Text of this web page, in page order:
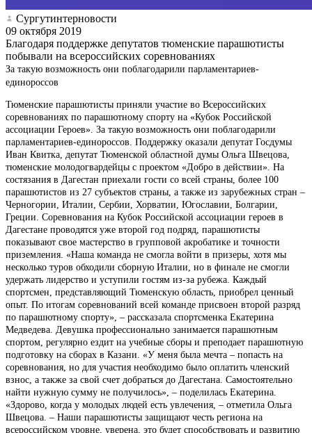
Сургутинтерновости
09 октября 2019
Благодаря поддержке депутатов тюменские парашютисты
побывали на всероссийских соревнованиях
За такую возможность они поблагодарили парламентариев-
единороссов
Тюменские парашютисты приняли участие во Всероссийских
соревнованиях по парашютному спорту на «Кубок Российской
ассоциации Героев». За такую возможность они поблагодарили
парламентариев-единороссов. Поддержку оказали депутат Госдумы
Иван Квитка, депутат Тюменской областной думы Ольга Швецова,
тюменские молодогвардейцы с проектом «Добро в действии». На
состязания в Дагестан приехали гости со всей страны, более 100
парашютистов из 27 субъектов страны, а также из зарубежных стран –
Черногории, Италии, Сербии, Хорватии, Югославии, Болгарии,
Греции. Соревнования на Кубок Российской ассоциации героев в
Дагестане проводятся уже второй год подряд, парашютисты
показывают свое мастерство в групповой акробатике и точности
приземления. «Наша команда не смогла войти в призеры, хотя мы
несколько туров обходили сборную Италии, но в финале не смогли
удержать лидерство и уступили гостям из-за рубежа. Каждый
спортсмен, представляющий Тюменскую область, приобрел ценный
опыт. По итогам соревнований всей команде присвоен второй разряд
по парашютному спорту», – рассказала спортсменка Екатерина
Медведева. Девушка профессионально занимается парашютным
спортом, регулярно ездит на учебные сборы и преподает парашютную
подготовку на сборах в Казани. «У меня была мечта – попасть на
соревнования, но для участия необходимо было оплатить членский
взнос, а также за свой счет добраться до Дагестана. Самостоятельно
найти нужную сумму не получилось», – поделилась Екатерина.
«Здорово, когда у молодых людей есть увлечения, – отметила Ольга
Швецова. – Наши парашютисты защищают честь региона на
всероссийском уровне, уверена, это будет способствовать и развитию